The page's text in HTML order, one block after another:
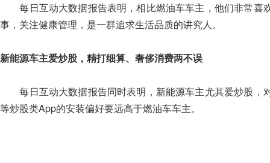
每日互动大数据报告表明，相比燃油车车主，他们非常喜
事，关注健康管理，是一群追求生活品质的讲究人。
新能源车主爱炒股，精打细算、奢侈消费两不误
每日互动大数据报告同时表明，新能源车主尤其爱炒股，
等炒股类App的安装偏好要远高于燃油车车主。